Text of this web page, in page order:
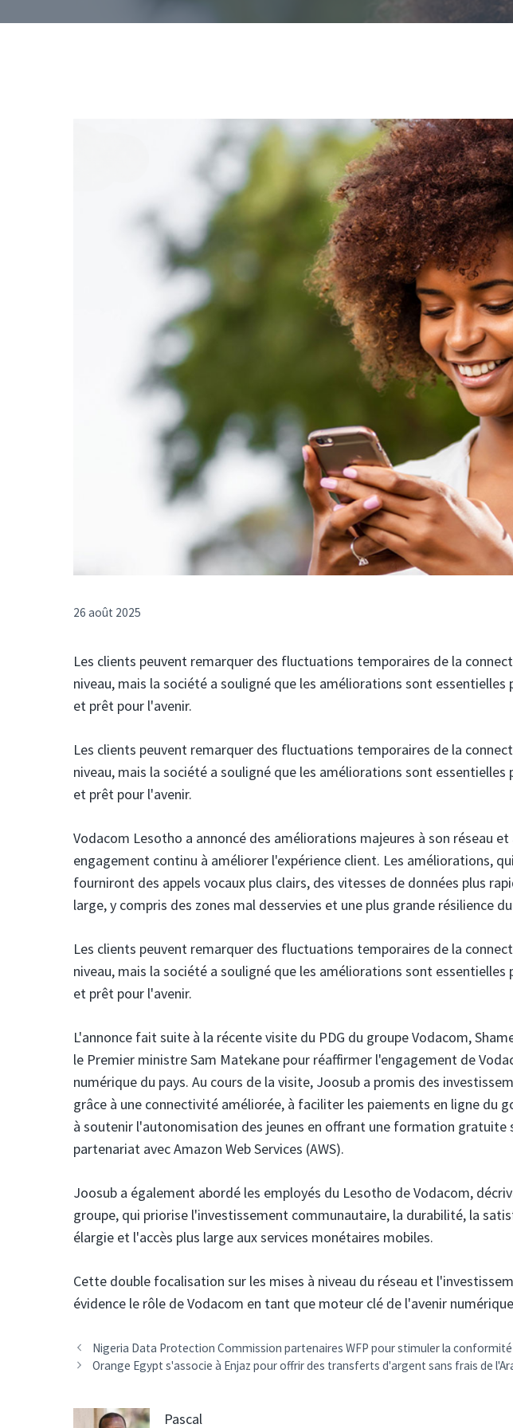
26 août 2025
Les clients peuvent remarquer des fluctuations temporaires de la
niveau, mais la société a souligné que les améliorations sont
et prêt pour l'avenir.
Les clients peuvent remarquer des fluctuations temporaires de la
niveau, mais la société a souligné que les améliorations sont
et prêt pour l'avenir.
Vodacom Lesotho a annoncé des améliorations majeures à son réseau
engagement continu à améliorer l'expérience client. Les améliorations,
fourniront des appels vocaux plus clairs, des vitesses de données plus
large, y compris des zones mal desservies et une plus grande résilience
Les clients peuvent remarquer des fluctuations temporaires de la
niveau, mais la société a souligné que les améliorations sont
et prêt pour l'avenir.
L'annonce fait suite à la récente visite du PDG du groupe Vodacom,
le Premier ministre Sam Matekane pour réaffirmer l'engagement de
numérique du pays. Au cours de la visite, Joosub a promis des
grâce à une connectivité améliorée, à faciliter les paiements en ligne du
à soutenir l'autonomisation des jeunes en offrant une formation gratuite
partenariat avec Amazon Web Services (AWS).
Joosub a également abordé les employés du Lesotho de Vodacom,
groupe, qui priorise l'investissement communautaire, la durabilité, la
élargie et l'accès plus large aux services monétaires mobiles.
Cette double focalisation sur les mises à niveau du réseau et
évidence le rôle de Vodacom en tant que moteur clé de l'avenir
Navigation
des
Nigeria Data Protection Commission partenaires WFP pour stimuler la
Orange Egypt s'associe à Enjaz pour offrir des transferts d'argent sans frais de
Pascal